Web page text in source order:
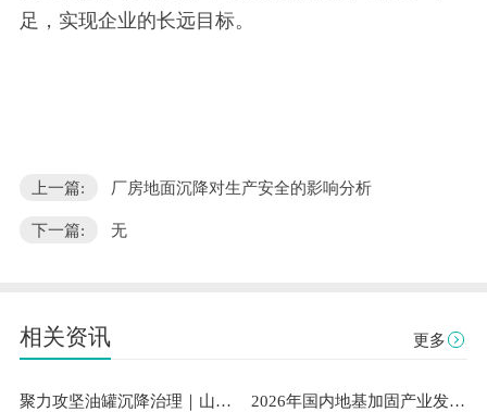
足，实现企业的长远目标。
上一篇: 厂房地面沉降对生产安全的影响分析
下一篇: 无
相关资讯 更多
聚力攻坚油罐沉降治理｜山东隆达伟业助力中石油通辽油库筑牢安全根基 2026年国内地基加固产业发展洞察：既有建筑安全与工业需求下山东隆达伟业地基加固技术有限公司成熟案例与服务能力解析